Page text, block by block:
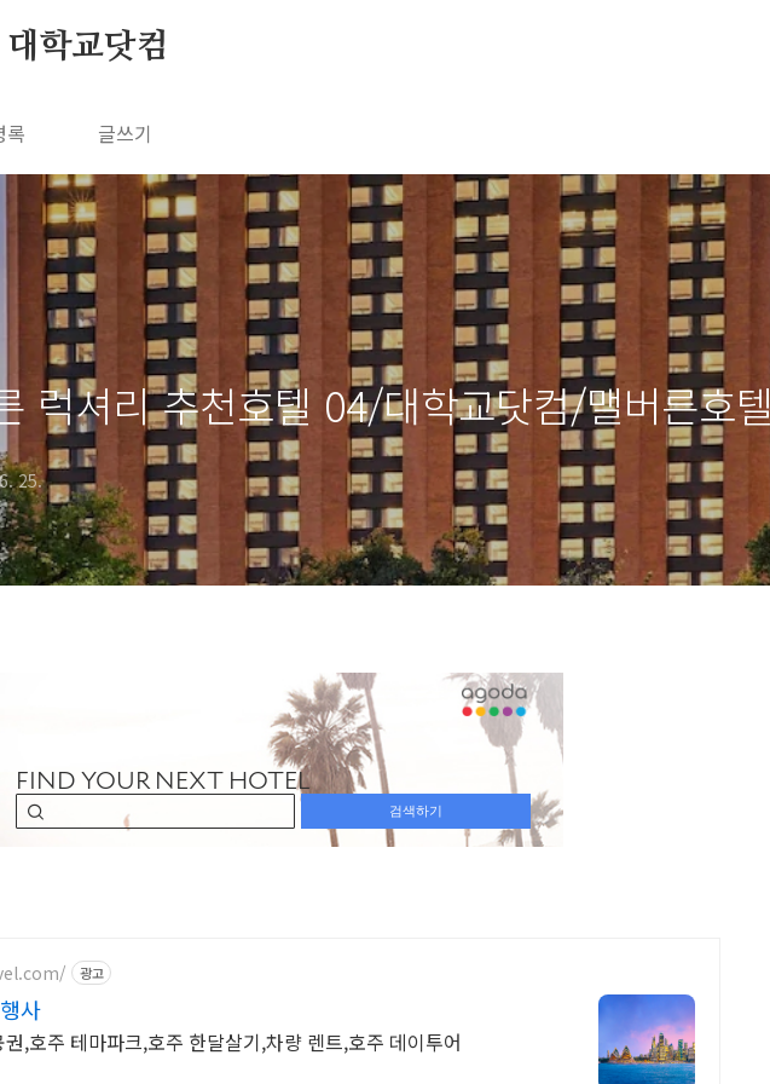
학교닷컴
록 글쓰기
럭셔리 추천호텔 04/대학교닷컴/맬버른호텔
25.
광고
사
,호주 테마파크,호주 한달살기,차량 렌트,호주 데이투어